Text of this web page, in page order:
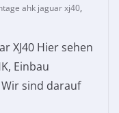
ahk jaguar xj40,
XJ40 Hier sehen
Einbau
Wir sind darauf